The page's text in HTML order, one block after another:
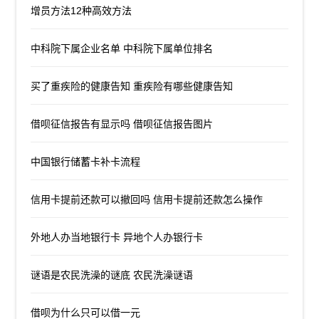
增员方法12种高效方法
中科院下属企业名单 中科院下属单位排名
买了重疾险的健康告知 重疾险有哪些健康告知
借呗征信报告有显示吗 借呗征信报告图片
中国银行储蓄卡补卡流程
信用卡提前还款可以撤回吗 信用卡提前还款怎么操作
外地人办当地银行卡 异地个人办银行卡
谜语是农民洗澡的谜底 农民洗澡谜语
借呗为什么只可以借一元